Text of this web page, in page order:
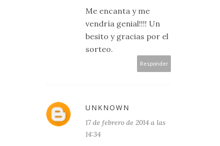
Me encanta y me
vendría genial!!!! Un
besito y gracias por el
sorteo.
Responder
UNKNOWN
17 de febrero de 2014 a las
14:34